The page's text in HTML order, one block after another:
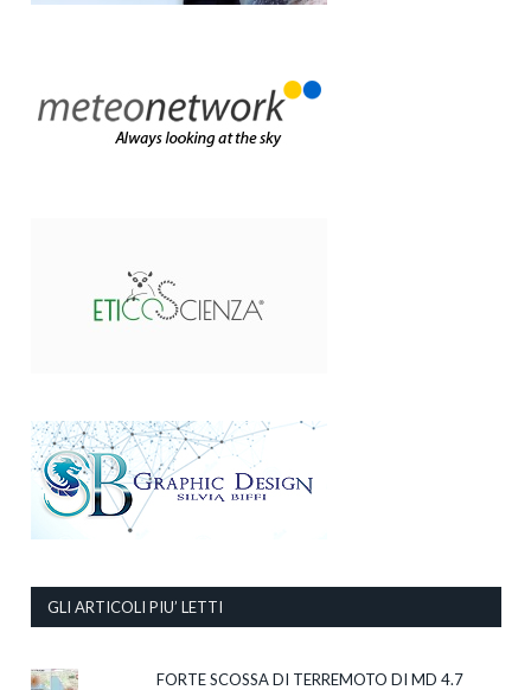
GLI ARTICOLI PIU’ LETTI
FORTE SCOSSA DI TERREMOTO DI MD 4.7